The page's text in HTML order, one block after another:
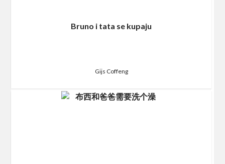
Bruno i tata se kupaju
Gijs Coffeng